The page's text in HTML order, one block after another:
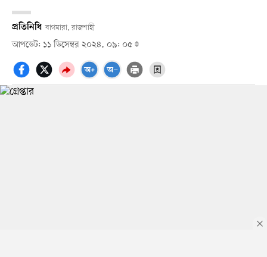
প্রতিনিধি বাগমারা, রাজশাহী
আপডেট: ১১ ডিসেম্বর ২০২৪, ০৯: ০৫